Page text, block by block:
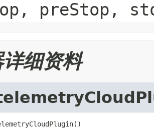
preStop,
细资料